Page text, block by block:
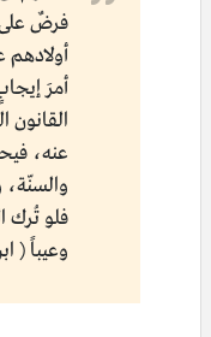
فرضٌ على
أمرَ
القانون
عنه،
والسنّة،
فلو تُرك
وعيباً (